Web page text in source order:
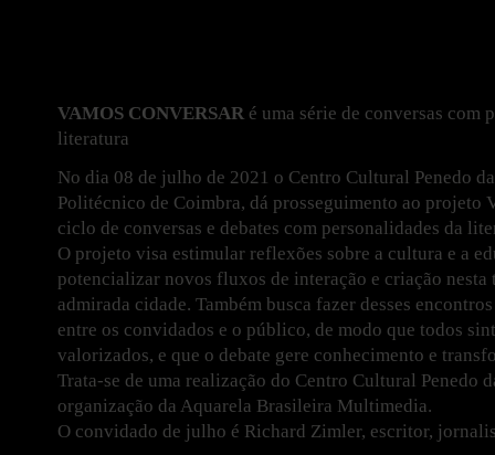
VAMOS CONVERSAR é uma série de conversas com
literatura
No dia 08 de julho de 2021 o Centro Cultural Penedo
Politécnico de Coimbra, dá prosseguimento ao projeto
ciclo de conversas e debates com personalidades da
O projeto visa estimular reflexões sobre a cultura e a
potencializar novos fluxos de interação e criação nesta
admirada cidade. Também busca fazer desses
entre os convidados e o público, de modo que todos
valorizados, e que o debate gere conhecimento e
Trata-se de uma realização do Centro Cultural Penedo
organização da Aquarela Brasileira Multimedia.
O convidado de julho é Richard Zimler, escritor,